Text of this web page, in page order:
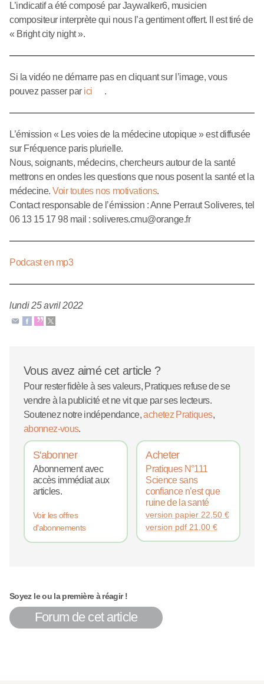
L’indicatif a été composé par Jaywalker6, musicien
compositeur interprète qui nous l’a gentiment offert. Il est tiré de
« Bright city night ».
Si la vidéo ne démarre pas en cliquant sur l’image, vous
pouvez passer par ici .
L’émission « Les voies de la médecine utopique » est diffusée
sur Fréquence paris plurielle.
Nous, soignants, médecins, chercheurs autour de la santé
mettrons en ondes les questions que nous posent la santé et la
médecine.Voir toutes nos motivations.
Contact responsable de l’émission : Anne Perraut Soliveres, tel
06 13 15 17 98 mail : soliveres.cmu@orange.fr
Podcast en mp3
lundi 25 avril 2022
Vous avez aimé cet article ?
Pour rester fidèle à ses valeurs, Pratiques refuse de se
vendre à la publicité et ne vit que par ses lecteurs.
Soutenez notre indépendance,achetez Pratiques,
abonnez-vous.
S'abonner
Abonnement avec
accès immédiat aux
articles.
Voir les offres
d'abonnements
Acheter
Pratiques N°111
Science sans
confiance n’est que
ruine de la santé
version papier 22,50€
version pdf 21,00€
Soyez le ou la première à réagir !
Forum de cet article